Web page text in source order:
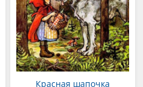
Красная шапочка